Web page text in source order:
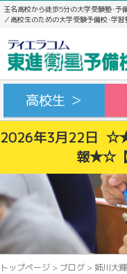
玉名高校から徒歩5分の大学受験塾･予
／高校生のための大学受験予備校･学習
高校生 ＞
2026年3月22日
報★☆【
トップページ > ブログ > 姉川大輝